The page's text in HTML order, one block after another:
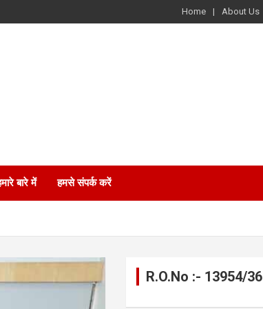
Home About Us
बारे में हमसे संपर्क करें
R.O.No :- 13954/36